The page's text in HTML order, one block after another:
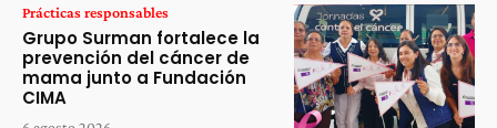
Prácticas responsables
Grupo Surman fortalece la
prevención del cáncer de
mama junto a Fundación
CIMA